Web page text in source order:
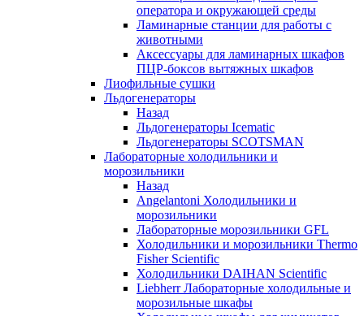
оператора и окружающей среды
Ламинарные станции для работы с
животными
Аксессуары для ламинарных шкафов
ПЦР-боксов вытяжных шкафов
Лиофильные сушки
Льдогенераторы
Назад
Льдогенераторы Icematic
Льдогенераторы SCOTSMAN
Лабораторные холодильники и
морозильники
Назад
Angelantoni Холодильники и
морозильники
Лабораторные морозильники GFL
Холодильники и морозильники Thermo
Fisher Scientific
Холодильники DAIHAN Scientific
Liebherr Лабораторные холодильные и
морозильные шкафы